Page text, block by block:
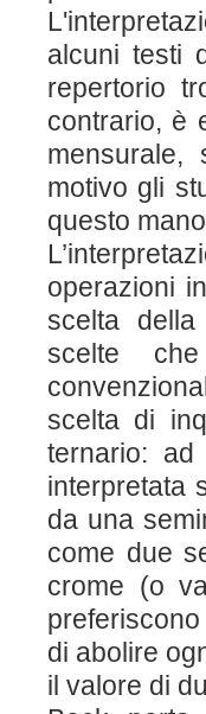
alcuni testi
repertorio
contrario, è
motivo gli
questo
operazioni
scelta
scelte
scelta di
ternario:
interpretata
da una
come due
crome (o
di abolire
il valore di